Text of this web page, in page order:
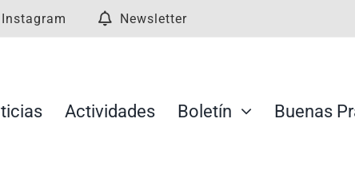
Instagram Newsletter
Actividades Boletín Buenas